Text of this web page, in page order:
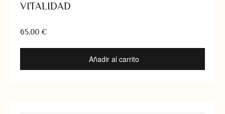
VITALIDAD
65,00 €
Añadir al carrito